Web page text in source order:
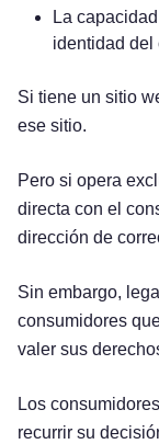
La
identidad del
Si tiene un sitio
ese sitio.
Pero si opera
directa con el
dirección de
Sin embargo,
consumidores
valer sus
Los
recurrir su